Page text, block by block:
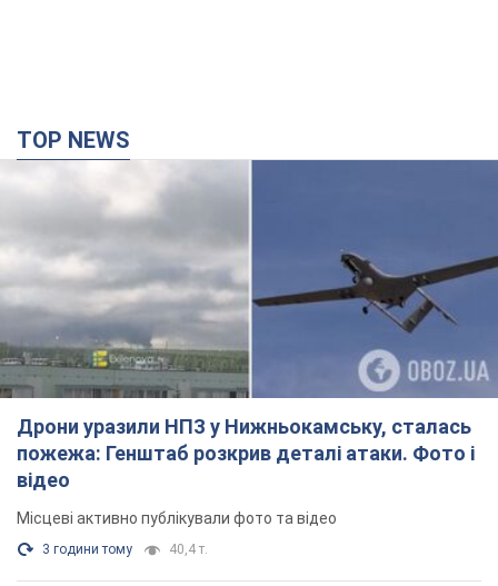
TOP NEWS
Дрони уразили НПЗ у Нижньокамську, сталась
пожежа: Генштаб розкрив деталі атаки. Фото і
відео
Місцеві активно публікували фото та відео
3 години тому 40,4 т.